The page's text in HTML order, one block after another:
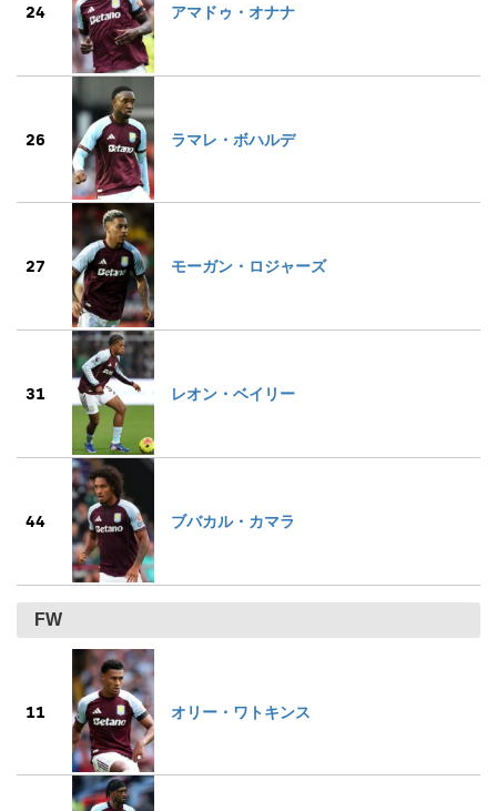
24 アマドゥ・オナナ
26 ラマレ・ボハルデ
27 モーガン・ロジャーズ
31 レオン・ベイリー
44 ブバカル・カマラ
FW
11 オリー・ワトキンス